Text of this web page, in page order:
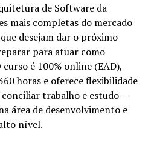
de Software da
mais completas do mercado
desejam dar o próximo
para atuar como
é 100% online (EAD),
horas e oferece flexibilidade
trabalho e estudo —
área de desenvolvimento e
nível.